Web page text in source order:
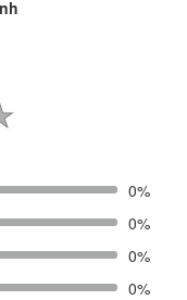
0%
0%
0%
0%